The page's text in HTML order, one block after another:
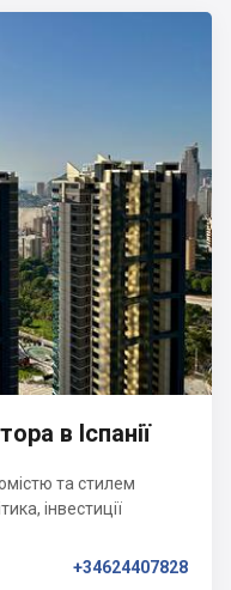
в Іспанії
та стилем
інвестиції
+34624407828